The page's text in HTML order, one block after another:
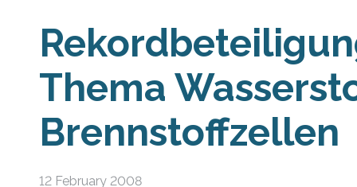
Thema
Brennstoffzellen
12 February 2008